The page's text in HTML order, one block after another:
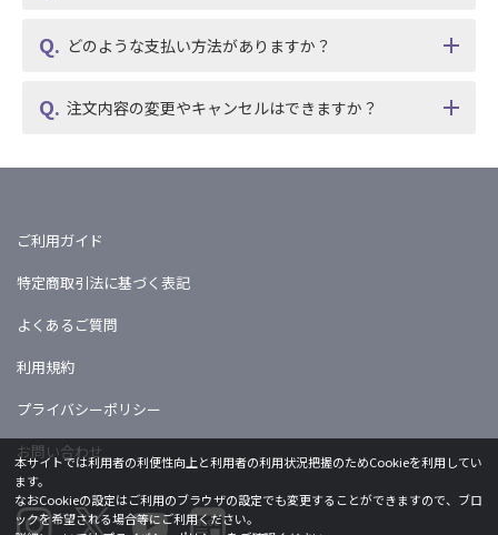
どのような支払い方法がありますか？
注文内容の変更やキャンセルはできますか？
ご利用ガイド
特定商取引法に基づく表記
よくあるご質問
利用規約
プライバシーポリシー
お問い合わせ
本サイトでは利用者の利便性向上と利用者の利用状況把握のためCookieを利用してい
ます。
なおCookieの設定はご利用のブラウザの設定でも変更することができますので、ブロ
ックを希望される場合等にご利用ください。